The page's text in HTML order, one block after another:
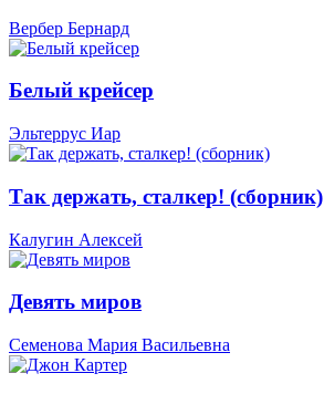
Вербер Бернард
Белый крейсер
Эльтеррус Иар
Так держать, сталкер! (сборник)
Калугин Алексей
Девять миров
Семенова Мария Васильевна